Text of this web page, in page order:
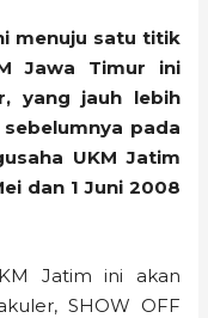
menuju satu titik
Jawa Timur ini
yang jauh lebih
pada
UKM Jatim
dan 1 Juni 2008
Jatim ini akan
SHOW OFF